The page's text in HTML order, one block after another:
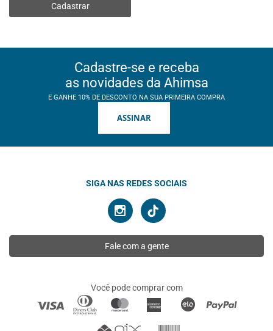
Cadastrar
Cadastre-se e receba
as novidades da Ahimsa
E GANHE 10% DE DESCONTO NA SUA PRIMEIRA COMPRA
ASSINAR
SIGA NAS REDES SOCIAIS
Fale com a gente
Você pode comprar com